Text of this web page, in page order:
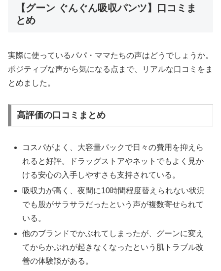
【グーン ぐんぐん吸収パンツ】口コミま
とめ
実際に使っているパパ・ママたちの声はどうでしょうか。
ポジティブな声から気になる点まで、リアルな口コミをま
とめました。
高評価の口コミまとめ
コスパがよく、大容量パックで日々の費用を抑えら
れると好評。ドラッグストアやネットでもよく見か
ける安心の入手しやすさも支持されている。
吸収力が高く、夜間に10時間程度替えられない状況
でも股がサラサラだったという声が複数寄せられて
いる。
他のブランドでかぶれてしまったが、グーンに変え
てからかぶれが起きなくなったという肌トラブル改
善の体験談がある。